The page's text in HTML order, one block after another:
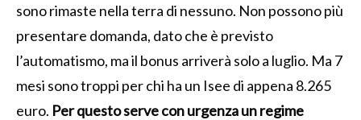
sono rimaste nella terra di nessuno. Non possono più
presentare domanda, dato che è previsto
l’automatismo, ma il bonus arriverà solo a luglio. Ma 7
mesi sono troppi per chi ha un Isee di appena 8.265
euro. Per questo serve con urgenza un regime